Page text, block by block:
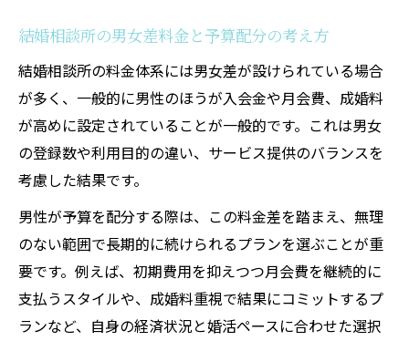
結婚相談所の男女差料金と予算配分の考え方
結婚相談所の料金体系には男女差が設けられている場合
が多く、一般的に男性のほうが入会金や月会費、成婚料
が高めに設定されていることが一般的です。これは男女
の登録数や利用目的の違い、サービス提供のバランスを
考慮した結果です。
男性が予算を配分する際は、この料金差を踏まえ、無理
のない範囲で長期的に続けられるプランを選ぶことが重
要です。例えば、初期費用を抑えつつ月会費を継続的に
支払うスタイルや、成婚料重視で結果にコミットするプ
ランなど、自身の経済状況と婚活ペースに合わせた選択